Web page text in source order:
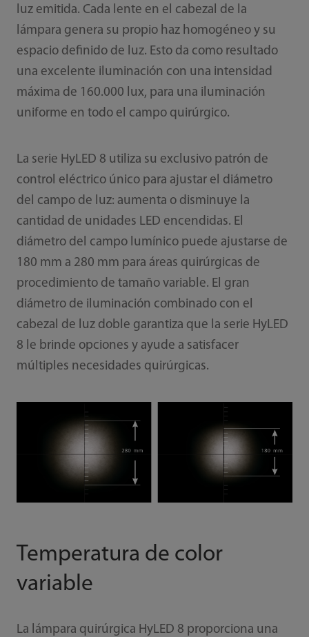
luz emitida. Cada lente en el cabezal de la
lámpara genera su propio haz homogéneo y su
espacio definido de luz. Esto da como resultado
una excelente iluminación con una intensidad
máxima de 160.000 lux, para una iluminación
uniforme en todo el campo quirúrgico.
La serie HyLED 8 utiliza su exclusivo patrón de
control eléctrico único para ajustar el diámetro
del campo de luz: aumenta o disminuye la
cantidad de unidades LED encendidas. El
diámetro del campo lumínico puede ajustarse de
180 mm a 280 mm para áreas quirúrgicas de
procedimiento de tamaño variable. El gran
diámetro de iluminación combinado con el
cabezal de luz doble garantiza que la serie HyLED
8 le brinde opciones y ayude a satisfacer
múltiples necesidades quirúrgicas.
Temperatura de color
variable
La lámpara quirúrgica HyLED 8 proporciona una